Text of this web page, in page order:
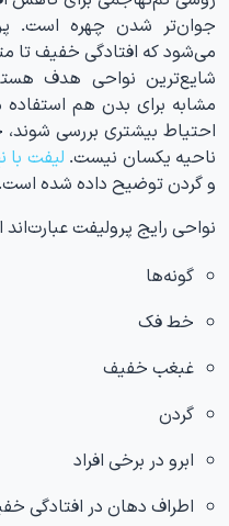
جوان‌تر شدن چهره است.
می‌شود که افتادگی خفیف تا
شایع‌ترین نواحی هدف
مشابه برای بدن هم استفاده
احتیاط بیشتری بررسی
ناحیه یکسان نیست. لیفت با
و گردن توضیح داده شده است.
نواحی رایج پرولیفت عبارت‌اند
گونه‌ها
خط فک
غبغب خفیف
گردن
ابرو در برخی افراد
اطراف دهان در افتادگی